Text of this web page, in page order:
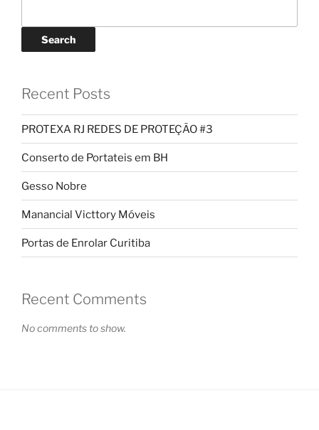
Search
Recent Posts
PROTEXA RJ REDES DE PROTEÇÃO #3
Conserto de Portateis em BH
Gesso Nobre
Manancial Victtory Móveis
Portas de Enrolar Curitiba
Recent Comments
No comments to show.